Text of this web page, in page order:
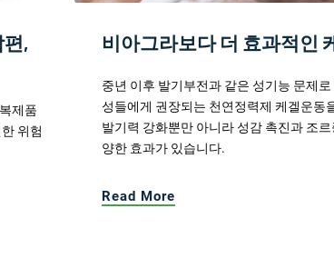
,
제품
위험
비아그라보다 더 효과적인
중년 이후 발기부전과 같은 성기능 문제
성들에게 권장되는 천연정력제 케겔운동
발기력 강화뿐만 아니라 성감 촉진과 조
양한 효과가 있습니다.
Read More